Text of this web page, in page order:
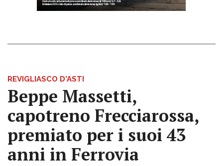
REVIGLIASCO D'ASTI
Beppe Massetti,
capotreno Frecciarossa,
premiato per i suoi 43
anni in Ferrovia